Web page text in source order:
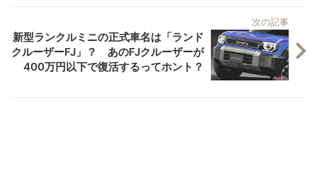
次の記事
新型ランクルミニの正式車名は「ランド
クルーザーFJ」？ あのFJクルーザーが
400万円以下で復活するってホント？